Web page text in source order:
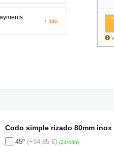
+ Info
Codo simple rizado 80mm
45º (+34,85 €) (24/48h)